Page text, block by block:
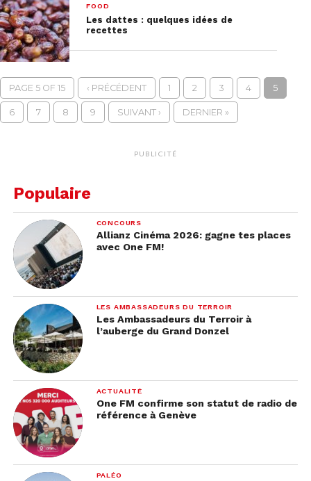
FOOD
Les dattes : quelques idées de
recettes
PAGE 5 OF 15 ‹ PRÉCÉDENT 1 2 3 4 5
6 7 8 9 SUIVANT › DERNIER »
PUBLICITÉ
Populaire
CONCOURS
Allianz Cinéma 2026: gagne tes places
avec One FM!
LES AMBASSADEURS DU TERROIR
Les Ambassadeurs du Terroir à
l’auberge du Grand Donzel
ACTUALITÉ
One FM confirme son statut de radio de
référence à Genève
PALÉO